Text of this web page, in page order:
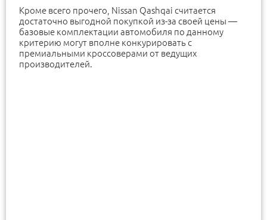
Кроме всего прочего, Nissan Qashqai считается
достаточно выгодной покупкой из-за своей цены —
базовые комплектации автомобиля по данному
критерию могут вполне конкурировать с
премиальными кроссоверами от ведущих
производителей.